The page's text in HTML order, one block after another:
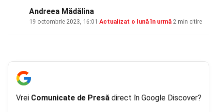
Andreea Mădălina
19 octombrie 2023, 16:01 Actualizat o lună în urmă 2 min citire
Vrei Comunicate de Presădirect în Google Discover?